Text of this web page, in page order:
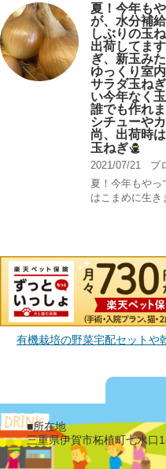
夏！今年も
が、水分補
しぶりの玉
出荷してま
ぎ、新玉み
ゆっくり室
サラダ玉ね
い今年なく
誰でも作れ
シチューや
尚、出荷時
玉ねぎ
2021/07/21
ブ
夏！今年もやっ
はこまめに生
有機栽培の野菜宅配セットや
■所在地
三重県伊賀市柘植町七水口